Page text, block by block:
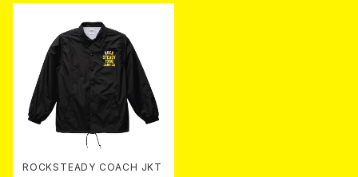
ROCKSTEADY COACH JKT